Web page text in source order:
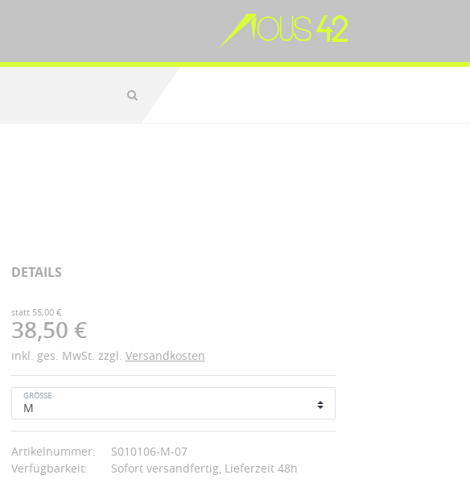
DETAILS
statt 55,00 €
38,50 €
inkl. ges. MwSt. zzgl. Versandkosten
GRÖSSE
Artikelnummer:
S010106-M-07
Verfügbarkeit:
Sofort versandfertig, Lieferzeit 48h